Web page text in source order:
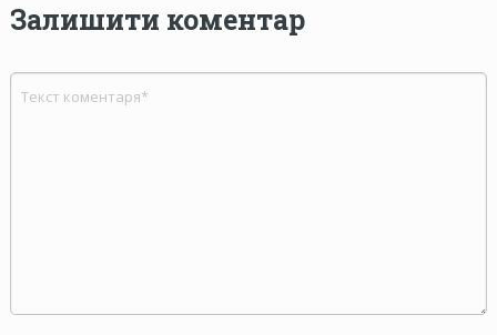
Залишити коментар